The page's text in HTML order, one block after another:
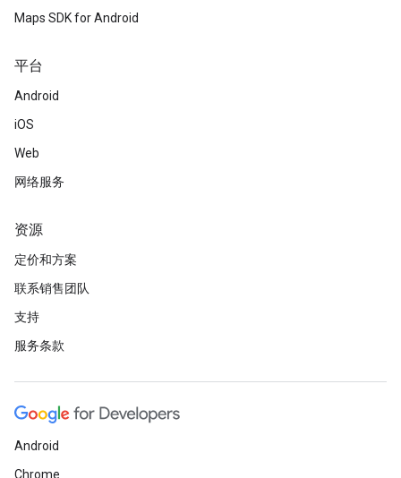
Maps SDK for Android
平台
Android
iOS
Web
网络服务
资源
定价和方案
联系销售团队
支持
服务条款
Android
Chrome